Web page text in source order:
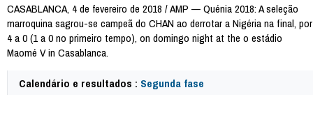
CASABLANCA, 4 de fevereiro de 2018 / AMP — Quénia 2018: A seleção
marroquina sagrou-se campeã do CHAN ao derrotar a Nigéria na final, por
4 a 0 (1 a 0 no primeiro tempo), on domingo night at the o estádio
Maomé V in Casablanca.
Calendário e resultados : Segunda fase